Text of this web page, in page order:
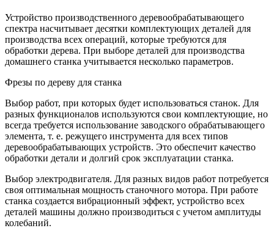
Устройство производственного деревообрабатывающего
спектра насчитывает десятки комплектующих деталей для
производства всех операций, которые требуются для
обработки дерева. При выборе деталей для производства
домашнего станка учитывается несколько параметров.
Фрезы по дереву для станка
Выбор работ, при которых будет использоваться станок. Для
разных функционалов используются свои комплектующие, но
всегда требуется использование заводского обрабатывающего
элемента, т. е. режущего инструмента для всех типов
деревообрабатывающих устройств. Это обеспечит качество
обработки детали и долгий срок эксплуатации станка.
Выбор электродвигателя. Для разных видов работ потребуется
своя оптимальная мощность станочного мотора. При работе
станка создается вибрационный эффект, устройство всех
деталей машины должно производиться с учетом амплитуды
колебаний.